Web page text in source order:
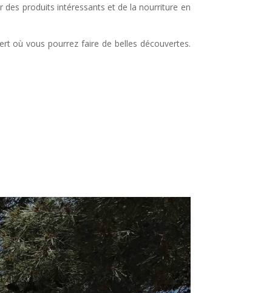
produits intéressants et de la nourriture en
où vous pourrez faire de belles découvertes.